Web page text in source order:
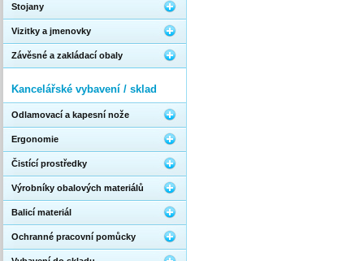
Stojany
Vizitky a jmenovky
Závěsné a zakládací obaly
Kancelářské vybavení / sklad
Odlamovací a kapesní nože
Ergonomie
Čistící prostředky
Výrobníky obalových materiálů
Balicí materiál
Ochranné pracovní pomůcky